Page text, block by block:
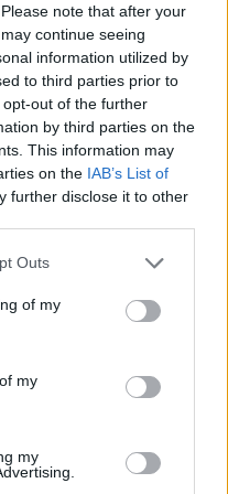
note that after your
continue seeing
information utilized by
to third parties prior to
out of the further
by third parties on the
This information may
on the IAB’s List of
further disclose it to other
one or more Google
You may click to
its third-party tags to
in below Google
Outs
of my
my
my
βιβλιοθήκη του
και οι δάσκαλοί
τους, όπως ένα
μεταμόρφωση ενός
στάδια. Ήταν
τη ζωή και τη
έδινε τόσο βάθος
η μουσική και η
πραγματεία του
διαλύονται μπροστά
οίκτο.
τους Novoselic και